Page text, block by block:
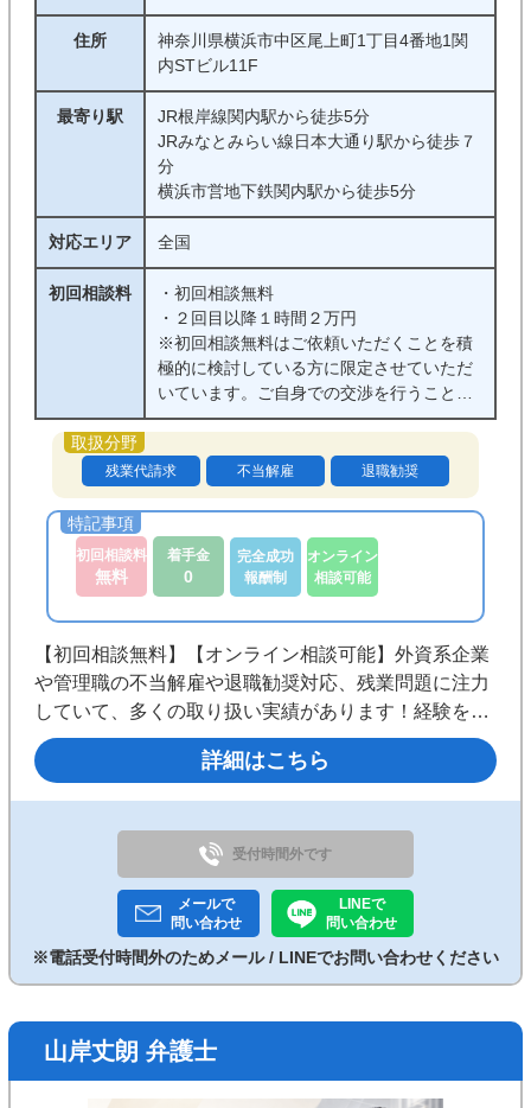
住所
神奈川県横浜市中区尾上町1丁目4番地1関
内STビル11F
最寄り駅
JR根岸線関内駅から徒歩5分
JRみなとみらい線日本大通り駅から徒歩７
分
横浜市営地下鉄関内駅から徒歩5分
対応エリア 全国
初回相談料
・初回相談無料
・２回目以降１時間２万円
※初回相談無料はご依頼いただくことを積
極的に検討している方に限定させていただ
いています。ご自身での交渉を行うことを
前提としたご相談の場合には、初回無料相
※ご相談内容により初回相談無料の対象外
のものがございます。例えば、業務改善指
導対応、ＰＩＰ対応は初回無料相談の対象
外です。
残業代請求 不当解雇 退職勧奨
初回相談料
無料
着手金
0
完全成功
報酬制
オンライン
相談可能
【初回相談無料】【オンライン相談可能】外資系企業
や管理職の不当解雇や退職勧奨対応、残業問題に注力
していて、多くの取り扱い実績があります！経験を活
かしたスピーディーな対応と納得の料金体系で安心し
てご依頼いただけるよう努めております。まずはお気
軽にご相談ください。
詳細はこちら
受付時間外です
メールで
問い合わせ
LINEで
問い合わせ
※電話受付時間外のためメール / LINEでお問い合わせください
山岸丈朗 弁護士